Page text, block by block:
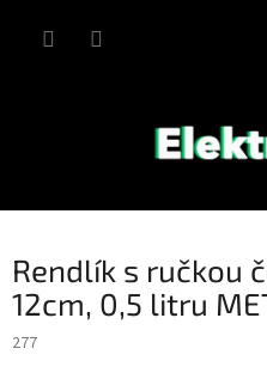
Rendlík s ručkou
12cm, 0,5 litru
277